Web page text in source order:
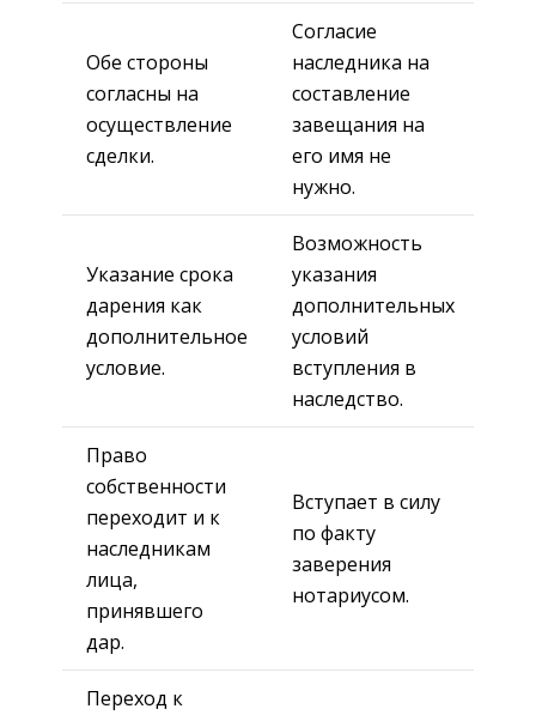
Обе стороны
согласны на
осуществление
сделки.
Согласие
наследника на
составление
завещания на
его имя не
нужно.
Указание срока
дарения как
дополнительное
условие.
Возможность
указания
дополнительных
условий
вступления в
наследство.
Право
собственности
переходит и к
наследникам
лица,
принявшего
дар.
Вступает в силу
по факту
заверения
нотариусом.
Переход к